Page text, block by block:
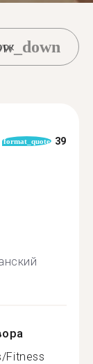
format_quote 39
Fitness